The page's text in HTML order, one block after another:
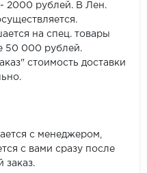
Tarkett
Tulesna
Veon
2000 рублей. В Лен.
на спец. товары
50 000 рублей.
стоимость доставки
с менеджером,
с вами сразу после
заказ.